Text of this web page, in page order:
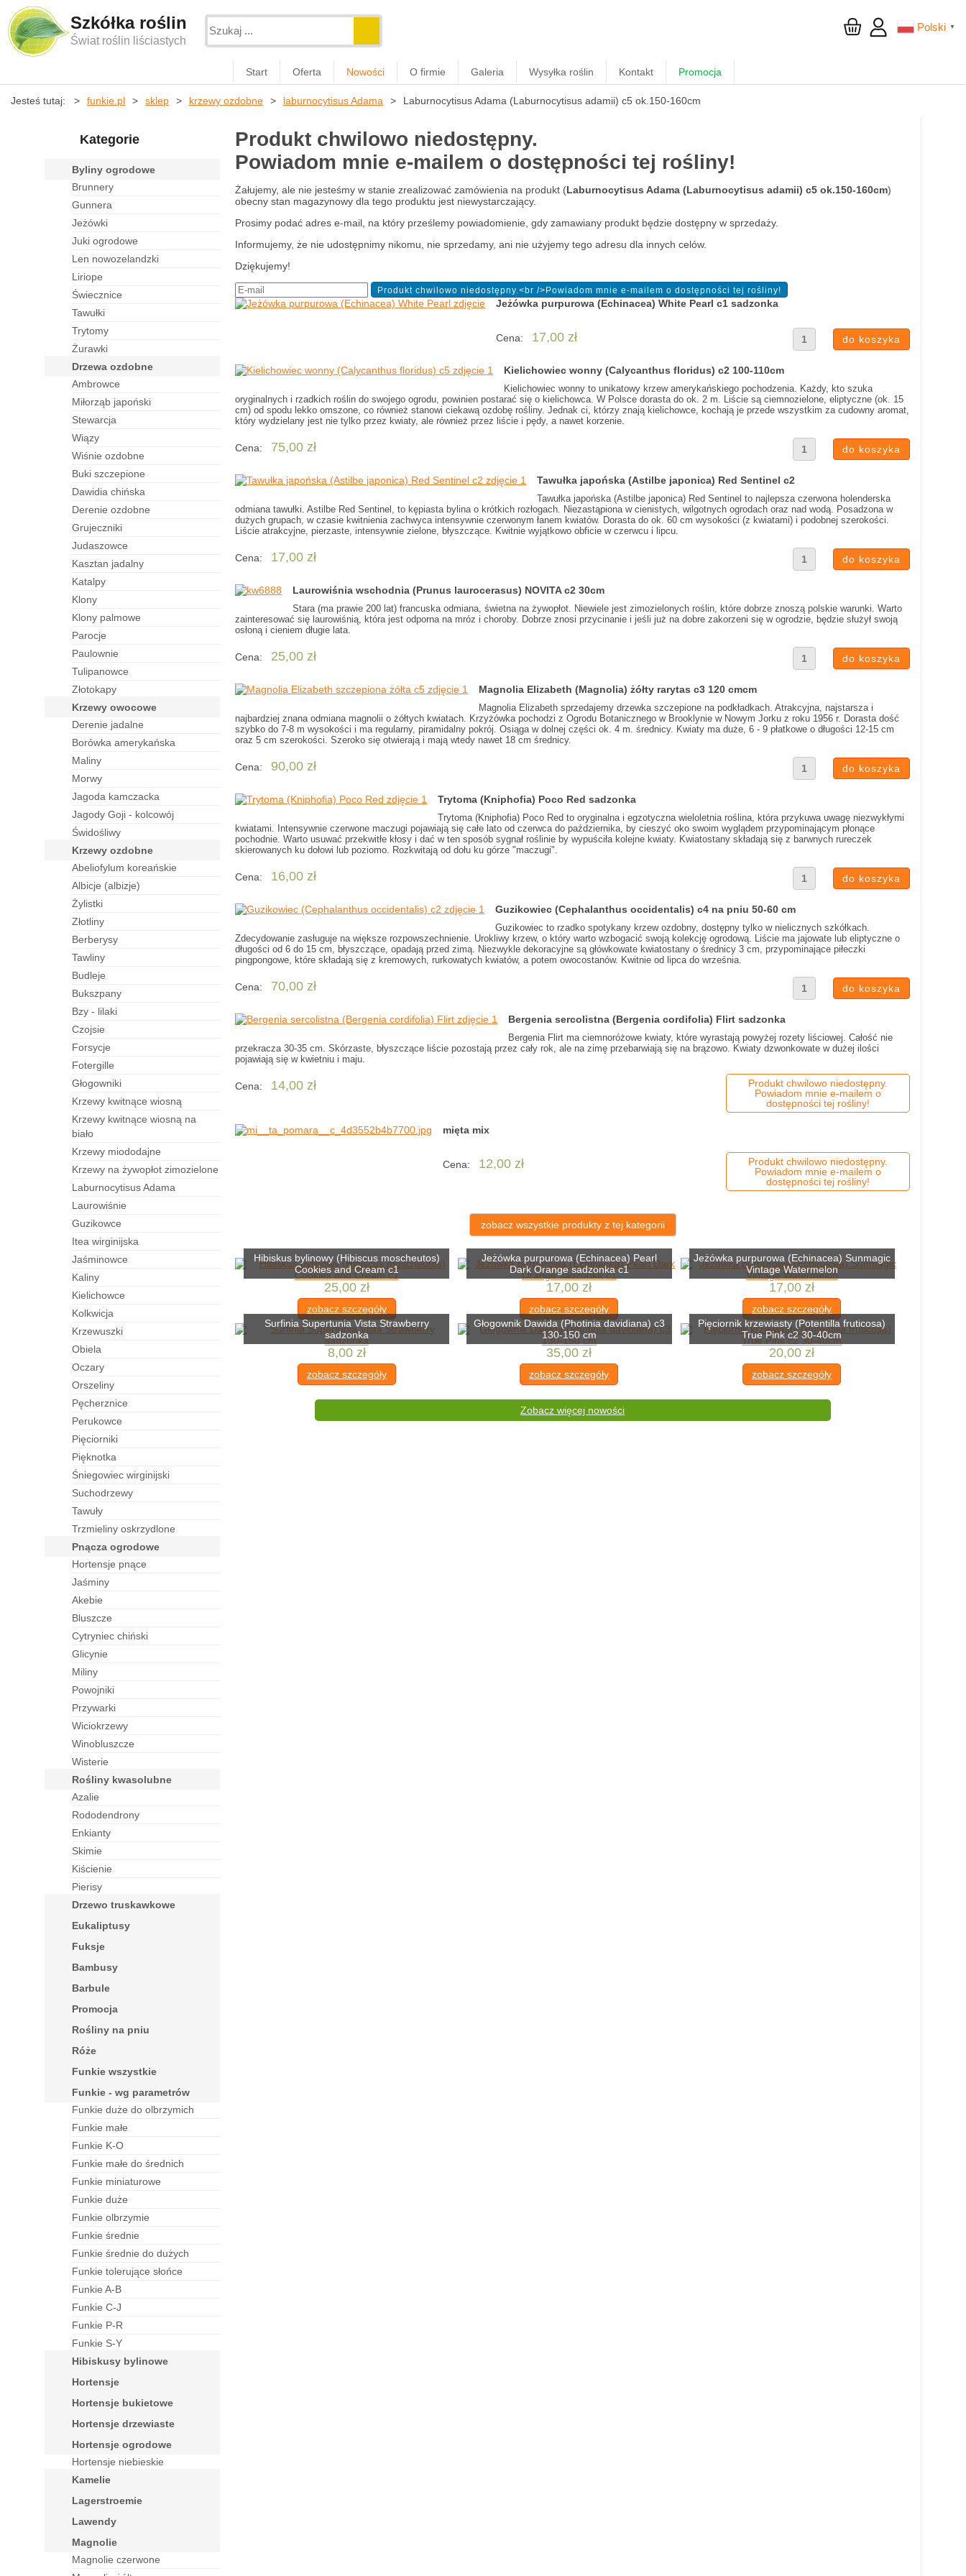
Szkółka roślin
Świat roślin liściastych
Polski ▼
Start Oferta Nowości O firmie Galeria Wysyłka roślin Kontakt Promocja
Jesteś tutaj: funkie.pl sklep krzewy ozdobne laburnocytisus Adama Laburnocytisus Adama (Laburnocytisus adamii) c5 ok.150-160cm
Kategorie
byliny ogrodowe
brunnery
gunnera
jeżówki
juki ogrodowe
len nowozelandzki
liriope
świecznice
tawułki
trytomy
żurawki
drzewa ozdobne
ambrowce
miłorząb japoński
stewarcja
wiązy
wiśnie ozdobne
buki szczepione
dawidia chińska
derenie ozdobne
grujeczniki
judaszowce
kasztan jadalny
katalpy
klony
klony palmowe
parocje
paulownie
tulipanowce
złotokapy
krzewy owocowe
derenie jadalne
borówka amerykańska
maliny
morwy
jagoda kamczacka
jagody Goji - kolcowój
świdośliwy
krzewy ozdobne
abeliofylum koreańskie
albicje (albizje)
żylistki
złotliny
berberysy
tawliny
budleje
bukszpany
bzy - lilaki
czojsie
forsycje
fotergille
Głogowniki
Krzewy kwitnące wiosną
Krzewy kwitnące wiosną na
biało
Krzewy miododajne
Krzewy na żywopłot zimozielone
laburnocytisus Adama
laurowiśnie
guzikowce
itea wirginijska
jaśminowce
kaliny
kielichowce
kolkwicja
krzewuszki
obiela
oczary
orszeliny
pęcherznice
perukowce
pięciorniki
pięknotka
śniegowiec wirginijski
suchodrzewy
tawuły
trzmieliny oskrzydlone
pnącza ogrodowe
hortensje pnące
jaśminy
akebie
bluszcze
cytryniec chiński
glicynie
miliny
powojniki
przywarki
wiciokrzewy
winobluszcze
wisterie
rośliny kwasolubne
azalie
rododendrony
enkianty
skimie
kiścienie
pierisy
drzewo truskawkowe
eukaliptusy
fuksje
bambusy
barbule
Promocja
rośliny na pniu
róże
funkie wszystkie
funkie - wg parametrów
funkie duże do olbrzymich
funkie małe
funkie K-O
funkie małe do średnich
funkie miniaturowe
funkie duże
funkie olbrzymie
funkie średnie
funkie średnie do dużych
funkie tolerujące słońce
funkie A-B
funkie C-J
funkie P-R
funkie S-Y
hibiskusy bylinowe
hortensje
hortensje bukietowe
hortensje drzewiaste
hortensje ogrodowe
Hortensje niebieskie
kamelie
lagerstroemie
lawendy
magnolie
Magnolie czerwone
Produkt chwilowo niedostępny.
Powiadom mnie e-mailem o dostępności tej rośliny!
Żałujemy, ale nie jesteśmy w stanie zrealizować zamówienia na produkt (Laburnocytisus Adama (Laburnocytisus adamii) c5 ok.150-160cm)
obecny stan magazynowy dla tego produktu jest niewystarczający.
Prosimy podać adres e-mail, na który prześlemy powiadomienie, gdy zamawiany produkt będzie dostępny w sprzedaży.
Informujemy, że nie udostępnimy nikomu, nie sprzedamy, ani nie użyjemy tego adresu dla innych celów.
Dziękujemy!
Jeżówka purpurowa (Echinacea) White Pearl c1 sadzonka
Cena: 17,00 zł
Kielichowiec wonny (Calycanthus floridus) c2 100-110cm
Kielichowiec wonny to unikatowy krzew amerykańskiego pochodzenia. Każdy, kto szuka
oryginalnych i rzadkich roślin do swojego ogrodu, powinien postarać się o kielichowca. W Polsce dorasta do ok. 2 m. Liście są ciemnozielone, eliptyczne (ok. 15
cm) od spodu lekko omszone, co również stanowi ciekawą ozdobę rośliny. Jednak ci, którzy znają kielichowce, kochają je przede wszystkim za cudowny aromat,
który wydzielany jest nie tylko przez kwiaty, ale również przez liście i pędy, a nawet korzenie.
Cena: 75,00 zł
Tawułka japońska (Astilbe japonica) Red Sentinel c2
Tawułka japońska (Astilbe japonica) Red Sentinel to najlepsza czerwona holenderska
odmiana tawułki. Astilbe Red Sentinel, to kępiasta bylina o krótkich rozłogach. Niezastąpiona w cienistych, wilgotnych ogrodach oraz nad wodą. Posadzona w
dużych grupach, w czasie kwitnienia zachwyca intensywnie czerwonym łanem kwiatów. Dorasta do ok. 60 cm wysokości (z kwiatami) i podobnej szerokości.
Liście atrakcyjne, pierzaste, intensywnie zielone, błyszczące. Kwitnie wyjątkowo obficie w czerwcu i lipcu.
Cena: 17,00 zł
Laurowiśnia wschodnia (Prunus laurocerasus) NOVITA c2 30cm
Stara (ma prawie 200 lat) francuska odmiana, świetna na żywopłot. Niewiele jest zimozielonych roślin, które dobrze znoszą polskie warunki. Warto
zainteresować się laurowiśnią, która jest odporna na mróz i choroby. Dobrze znosi przycinanie i jeśli już na dobre zakorzeni się w ogrodzie, będzie służył swoją
osłoną i cieniem długie lata.
Cena: 25,00 zł
Magnolia Elizabeth (Magnolia) żółty rarytas c3 120 cmcm
Magnolia Elizabeth sprzedajemy drzewka szczepione na podkładkach. Atrakcyjna, najstarsza i
najbardziej znana odmiana magnolii o żółtych kwiatach. Krzyżówka pochodzi z Ogrodu Botanicznego w Brooklynie w Nowym Jorku z roku 1956 r. Dorasta dość
szybko do 7-8 m wysokości i ma regularny, piramidalny pokrój. Osiąga w dolnej części ok. 4 m. średnicy. Kwiaty ma duże, 6 - 9 płatkowe o długości 12-15 cm
oraz 5 cm szerokości. Szeroko się otwierają i mają wtedy nawet 18 cm średnicy.
Cena: 90,00 zł
Trytoma (Kniphofia) Poco Red sadzonka
Trytoma (Kniphofia) Poco Red to oryginalna i egzotyczna wieloletnia roślina, która przykuwa uwagę niezwykłymi
kwiatami. Intensywnie czerwone maczugi pojawiają się całe lato od czerwca do października, by cieszyć oko swoim wyglądem przypominającym płonące
pochodnie. Warto usuwać przekwitłe kłosy i dać w ten sposób sygnał roślinie by wypuściła kolejne kwiaty. Kwiatostany składają się z barwnych rureczek
skierowanych ku dołowi lub poziomo. Rozkwitają od dołu ku górze "maczugi".
Cena: 16,00 zł
Guzikowiec (Cephalanthus occidentalis) c4 na pniu 50-60 cm
Guzikowiec to rzadko spotykany krzew ozdobny, dostępny tylko w nielicznych szkółkach.
Zdecydowanie zasługuje na większe rozpowszechnienie. Urokliwy krzew, o który warto wzbogacić swoją kolekcję ogrodową. Liście ma jajowate lub eliptyczne o
długości od 6 do 15 cm, błyszczące, opadają przed zimą. Niezwykle dekoracyjne są główkowate kwiatostany o średnicy 3 cm, przypominające piłeczki
pingpongowe, które składają się z kremowych, rurkowatych kwiatów, a potem owocostanów. Kwitnie od lipca do września.
Cena: 70,00 zł
Bergenia sercolistna (Bergenia cordifolia) Flirt sadzonka
Bergenia Flirt ma ciemnoróżowe kwiaty, które wyrastają powyżej rozety liściowej. Całość nie
przekracza 30-35 cm. Skórzaste, błyszczące liście pozostają przez cały rok, ale na zimę przebarwiają się na brązowo. Kwiaty dzwonkowate w dużej ilości
pojawiają się w kwietniu i maju.
Cena: 14,00 zł
Produkt chwilowo niedostępny.
Powiadom mnie e-mailem o
dostępności tej rośliny!
mięta mix
Cena: 12,00 zł
Produkt chwilowo niedostępny.
Powiadom mnie e-mailem o
dostępności tej rośliny!
zobacz wszystkie produkty z tej kategorii
Hibiskus bylinowy (Hibiscus moscheutos)
Cookies and Cream c1
25,00 zł
zobacz szczegóły
Jeżówka purpurowa (Echinacea) Pearl
Dark Orange sadzonka c1
17,00 zł
zobacz szczegóły
Jeżówka purpurowa (Echinacea) Sunmagic
Vintage Watermelon
17,00 zł
zobacz szczegóły
Surfinia Supertunia Vista Strawberry
sadzonka
8,00 zł
zobacz szczegóły
Głogownik Dawida (Photinia davidiana) c3
130-150 cm
35,00 zł
zobacz szczegóły
Pięciornik krzewiasty (Potentilla fruticosa)
True Pink c2 30-40cm
20,00 zł
zobacz szczegóły
Zobacz więcej nowości